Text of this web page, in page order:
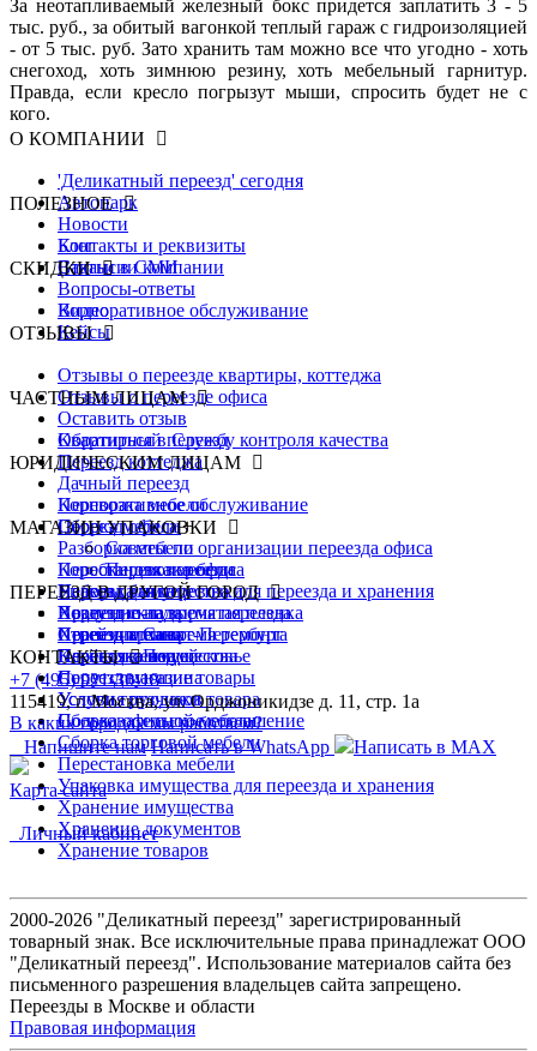
За неотапливаемый железный бокс придется заплатить 3 - 5
тыс. руб., за обитый вагонкой теплый гараж с гидроизоляцией
- от 5 тыс. руб. Зато хранить там можно все что угодно - хоть
снегоход, хоть зимнюю резину, хоть мебельный гарнитур.
Правда, если кресло погрызут мыши, спросить будет не с
кого.
О КОМПАНИИ
'Деликатный переезд' сегодня
Автопарк
Новости
Контакты и реквизиты
Вакансии компании
ПОЛЕЗНОЕ
Блог
Статьи в СМИ
Вопросы-ответы
Видео
Кейсы
СКИДКИ
Корпоративное обслуживание
ОТЗЫВЫ
Отзывы о переезде квартиры, коттеджа
Отзывы о переезде офиса
Оставить отзыв
Обратиться в Службу контроля качества
ЧАСТНЫМ ЛИЦАМ
Квартирный переезд
Переезд коттеджа
Дачный переезд
Перевозка мебели
Сборка мебели
Разборка мебели
Перестановка мебели
Упаковка имущества для переезда и хранения
Хранение на время переезда
Хранение на время ремонта
Перевозка вещей
ЮРИДИЧЕСКИМ ЛИЦАМ
Корпоративное обслуживание
Переезд офиса +
Советы по организации переезда офиса
Перевозка офиса
Переезд банка
Переезд склада
Переезд архива
Перевозка имущества
Переезд магазина
Услуги грузчиков
Сборка офисной мебели
Сборка торговой мебели
Перестановка мебели
Упаковка имущества для переезда и хранения
Хранение имущества
Хранение документов
Хранение товаров
МАГАЗИН УПАКОВКИ
Коробки для переезда
Наборы для перевозки
Воздушно-пузырчатая пленка
Стрейч-пленка
Клейкая лента
Сопутствующие товары
Условия продажи товара
Пользовательское соглашение
ПЕРЕЕЗД В ДРУГОЙ ГОРОД
Переезд в Санкт-Петербург
Переезд в Подмосковье
КОНТАКТЫ
+7 (495) 921-30-18
115419, г. Москва, ул. Орджоникидзе д. 11, стр. 1а
В каких городах мы работаем?
Напишите нам Написать в WhatsApp Написать в MAX
Карта сайта
Личный кабинет
2000-2026 "Деликатный переезд" зарегистрированный
товарный знак. Все исключительные права принадлежат ООО
"Деликатный переезд". Использование материалов сайта без
письменного разрешения владельцев сайта запрещено.
Переезды в Москве и области
Правовая информация